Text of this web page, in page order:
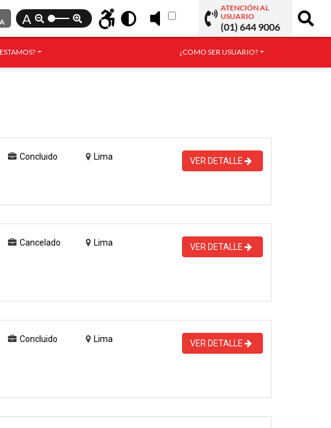
A
ATENCIÓN AL
USUARIO
(01) 644 9006
¿COMO SER USUARIO?
Concluido Lima VER DETALLE
Cancelado Lima VER DETALLE
Concluido Lima VER DETALLE